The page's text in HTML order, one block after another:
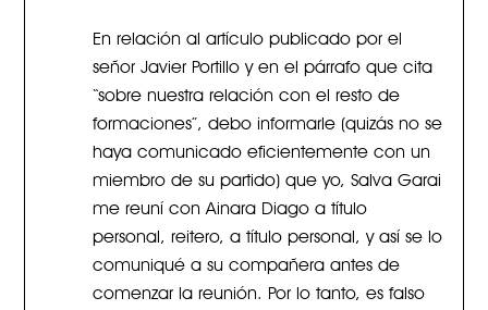
En relación al artículo publicado por el
señor Javier Portillo y en el párrafo que cita
“sobre nuestra relación con el resto de
formaciones”, debo informarle (quizás no se
haya comunicado eficientemente con un
miembro de su partido) que yo, Salva Garai
me reuní con Ainara Diago a título
personal, reitero, a título personal, y así se lo
comuniqué a su compañera antes de
comenzar la reunión. Por lo tanto, es falso